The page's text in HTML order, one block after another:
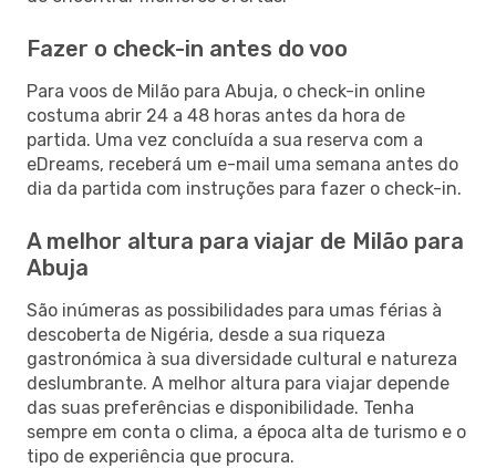
Fazer o check-in antes do voo
Para voos de Milão para Abuja, o check-in online
costuma abrir 24 a 48 horas antes da hora de
partida. Uma vez concluída a sua reserva com a
eDreams, receberá um e-mail uma semana antes do
dia da partida com instruções para fazer o check-in.
A melhor altura para viajar de Milão para
Abuja
São inúmeras as possibilidades para umas férias à
descoberta de Nigéria, desde a sua riqueza
gastronómica à sua diversidade cultural e natureza
deslumbrante. A melhor altura para viajar depende
das suas preferências e disponibilidade. Tenha
sempre em conta o clima, a época alta de turismo e o
tipo de experiência que procura.